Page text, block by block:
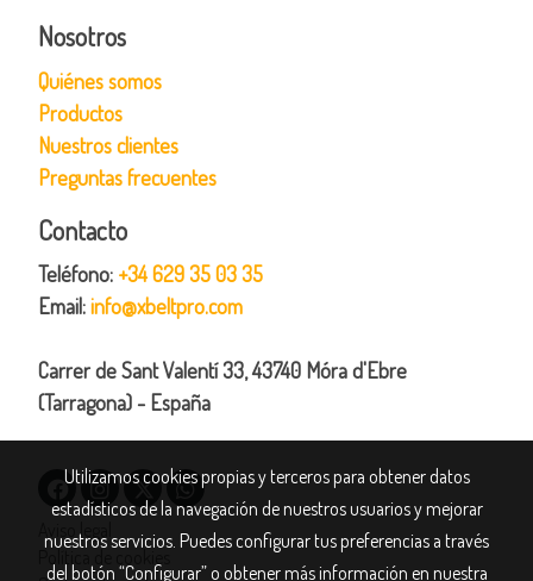
Nosotros
Quiénes somos
Productos
Nuestros clientes
Preguntas frecuentes
Contacto
Teléfono: +34 629 35 03 35
Email:info@xbeltpro.com
Carrer de Sant Valentí 33, 43740 Móra d'Ebre
(Tarragona) - España
Aviso legal
Utilizamos cookies propias y terceros para obtener datos
estadísticos de la navegación de nuestros usuarios y mejorar
nuestros servicios. Puedes configurar tus preferencias a través
del botón “Configurar” o obtener más información en nuestra